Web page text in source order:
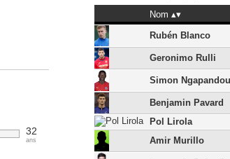
32
ans
Nom
Rubén Blanco
Geronimo Rulli
Simon
Benjamin Pavard
Pol Lirola
Amir Murillo